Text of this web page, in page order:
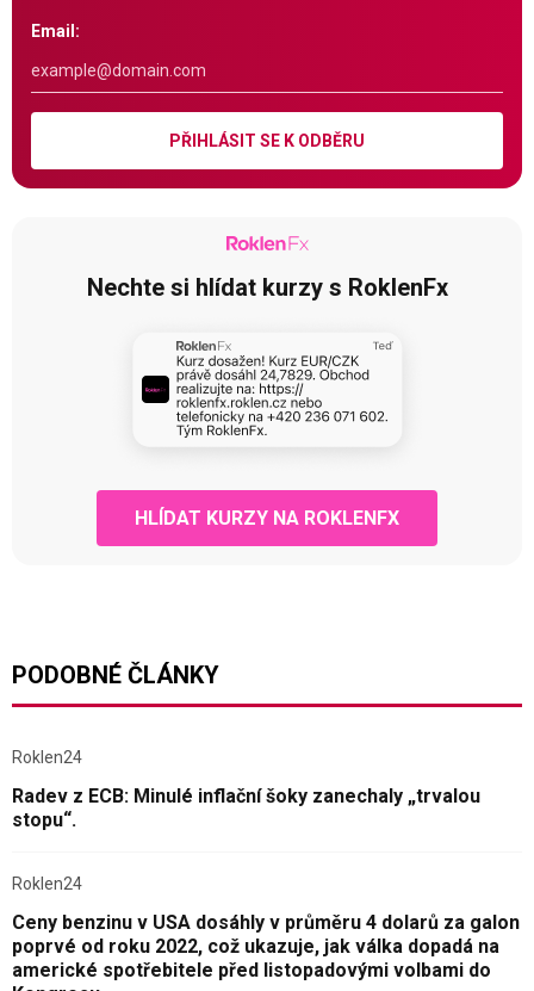
Email:
PŘIHLÁSIT SE K ODBĚRU
Nechte si hlídat kurzy s RoklenFx
HLÍDAT KURZY NA ROKLENFX
PODOBNÉ ČLÁNKY
Roklen24
Radev z ECB: Minulé inflační šoky zanechaly „trvalou
stopu“.
Roklen24
Ceny benzinu v USA dosáhly v průměru 4 dolarů za galon
poprvé od roku 2022, což ukazuje, jak válka dopadá na
americké spotřebitele před listopadovými volbami do